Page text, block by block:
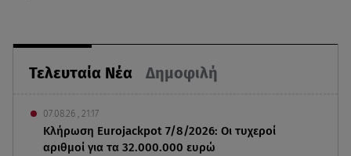
Τελευταία Νέα Δημοφιλή
07.08.26 , 21:17
Κλήρωση Eurojackpot 7/8/2026: Οι τυχεροί
αριθμοί για τα 32.000.000 ευρώ